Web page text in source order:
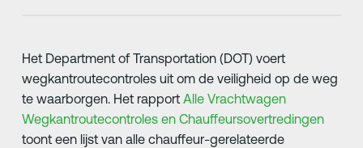
Het Department of Transportation (DOT) voert
wegkantroutecontroles uit om de veiligheid op de weg
te waarborgen. Het rapportAlle Vrachtwagen
Wegkantroutecontroles en Chauffeursovertredingen
toont een lijst van alle chauffeur-gerelateerde